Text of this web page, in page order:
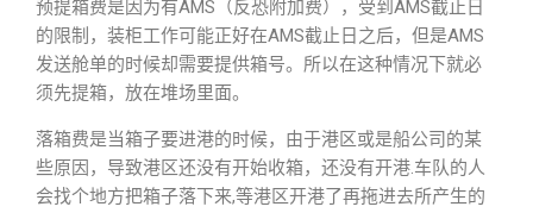
预提箱费是因为有AMS（反恐附加费），受到AMS截止日
的限制，装柜工作可能正好在AMS截止日之后，但是AMS
发送舱单的时候却需要提供箱号。所以在这种情况下就必
须先提箱，放在堆场里面。
落箱费是当箱子要进港的时候，由于港区或是船公司的某
些原因，导致港区还没有开始收箱，还没有开港.车队的人
会找个地方把箱子落下来,等港区开港了再拖进去所产生的